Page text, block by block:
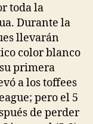
toda la
Durante la
llevarán
color blanco
primera
a los toffees
pero el 5
de perder